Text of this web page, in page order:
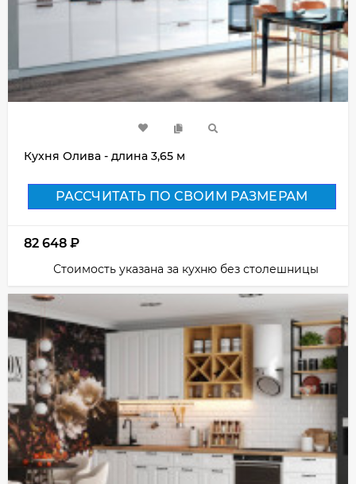
Кухня Олива - длина 3,65 м
РАССЧИТАТЬ ПО СВОИМ РАЗМЕРАМ
82 648 ₽
Стоимость указана за кухню без столешницы